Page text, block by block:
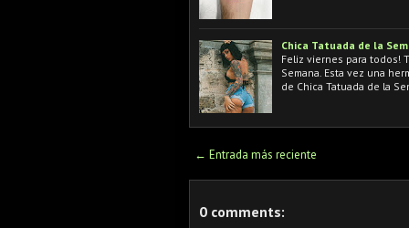
Chica Tatuada de la
Feliz viernes para todos!
Semana. Esta vez una
de Chica Tatuada de la
← Entrada más reciente
0 comments: